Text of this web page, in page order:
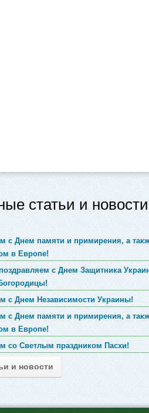
статьи и новости
с Днем памяти и примирения, а
в Европе!
с Днем Защитника
с Днем Независимости Украины!
с Днем памяти и примирения, а
в Европе!
со Светлым праздником Пасхи!
и новости